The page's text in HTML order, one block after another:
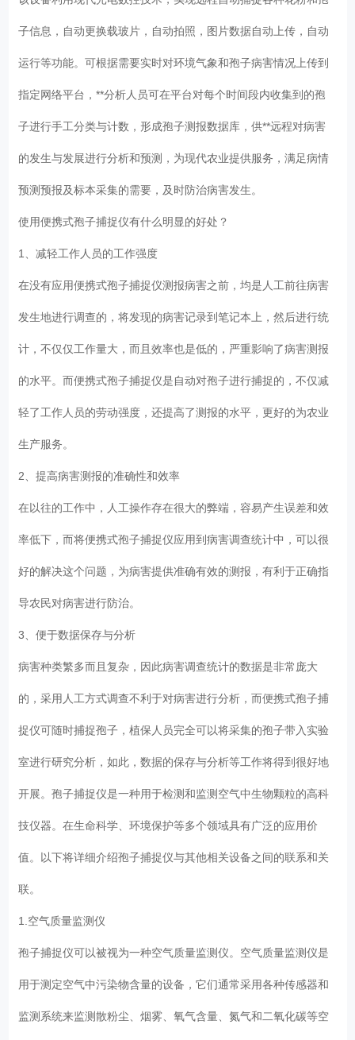
子信息，自动更换载玻片，自动拍照，图片数据自动上传，自动
运行等功能。可根据需要实时对环境气象和孢子病害情况上传到
指定网络平台，**分析人员可在平台对每个时间段内收集到的孢
子进行手工分类与计数，形成孢子测报数据库，供**远程对病害
的发生与发展进行分析和预测，为现代农业提供服务，满足病情
预测预报及标本采集的需要，及时防治病害发生。
使用便携式孢子捕捉仪有什么明显的好处？
1、减轻工作人员的工作强度
在没有应用便携式孢子捕捉仪测报病害之前，均是人工前往病害
发生地进行调查的，将发现的病害记录到笔记本上，然后进行统
计，不仅仅工作量大，而且效率也是低的，严重影响了病害测报
的水平。而便携式孢子捕捉仪是自动对孢子进行捕捉的，不仅减
轻了工作人员的劳动强度，还提高了测报的水平，更好的为农业
生产服务。
2、提高病害测报的准确性和效率
在以往的工作中，人工操作存在很大的弊端，容易产生误差和效
率低下，而将便携式孢子捕捉仪应用到病害调查统计中，可以很
好的解决这个问题，为病害提供准确有效的测报，有利于正确指
导农民对病害进行防治。
3、便于数据保存与分析
病害种类繁多而且复杂，因此病害调查统计的数据是非常庞大
的，采用人工方式调查不利于对病害进行分析，而便携式孢子捕
捉仪可随时捕捉孢子，植保人员完全可以将采集的孢子带入实验
室进行研究分析，如此，数据的保存与分析等工作将得到很好地
开展。孢子捕捉仪是一种用于检测和监测空气中生物颗粒的高科
技仪器。在生命科学、环境保护等多个领域具有广泛的应用价
值。以下将详细介绍孢子捕捉仪与其他相关设备之间的联系和关
联。
1.空气质量监测仪
孢子捕捉仪可以被视为一种空气质量监测仪。空气质量监测仪是
用于测定空气中污染物含量的设备，它们通常采用各种传感器和
监测系统来监测散粉尘、烟雾、氧气含量、氮气和二氧化碳等空